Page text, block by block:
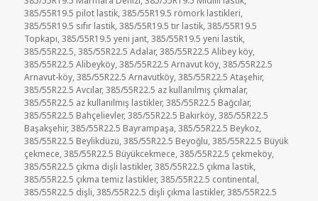
385/55R19.5 pilot lastik,385/55R19.5 römork lastikleri,
385/55R19.5 sıfır lastik,385/55R19.5 tır lastik,385/55R19.5
Topkapı,385/55R19.5 yeni jant,385/55R19.5 yeni lastik,
385/55R22.5,385/55R22.5 Adalar,385/55R22.5 Alibey köy,
385/55R22.5 Alibeyköy,385/55R22.5 Arnavut köy,385/55R22.5
Arnavut-köy,385/55R22.5 Arnavutköy,385/55R22.5 Ataşehir,
385/55R22.5 Avcılar,385/55R22.5 az kullanılmış çıkmalar,
385/55R22.5 az kullanılmış lastikler,385/55R22.5 Bağcılar,
385/55R22.5 Bahçelievler,385/55R22.5 Bakırköy,385/55R22.5
Başakşehir,385/55R22.5 Bayrampaşa,385/55R22.5 Beykoz,
385/55R22.5 Beylikdüzü,385/55R22.5 Beyoğlu,385/55R22.5 Büyük
çekmece,385/55R22.5 Büyükcekmece,385/55R22.5 çekmeköy,
385/55R22.5 çıkma dişli lastikler,385/55R22.5 çıkma lastik,
385/55R22.5 çıkma temiz lastikler,385/55R22.5 continental,
385/55R22.5 dişli,385/55R22.5 dişli çıkma lastikler,385/55R22.5